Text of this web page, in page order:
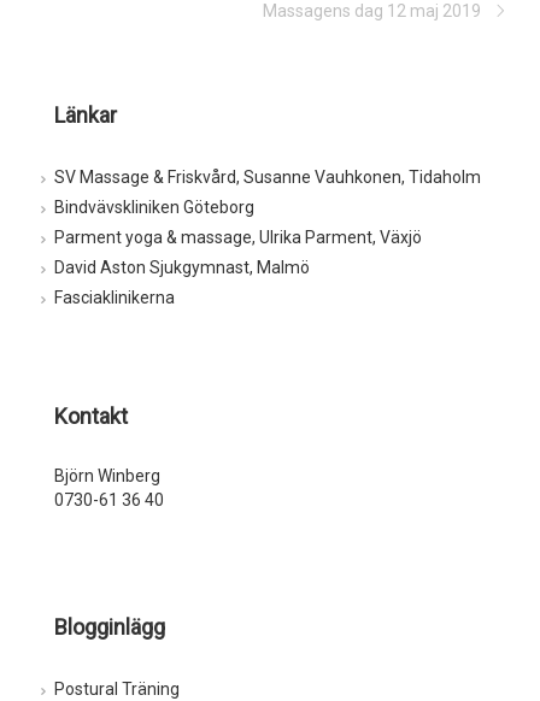
Länkar
SV Massage & Friskvård, Susanne Vauhkonen, Tidaholm
Bindvävskliniken Göteborg
Parment yoga & massage, Ulrika Parment, Växjö
David Aston Sjukgymnast, Malmö
Fasciaklinikerna
Kontakt
Björn Winberg
0730-61 36 40
Massagens dag 12 maj 2019
Blogginlägg
Postural Träning